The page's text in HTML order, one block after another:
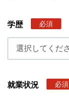
学歴 必須
就業状況 必須